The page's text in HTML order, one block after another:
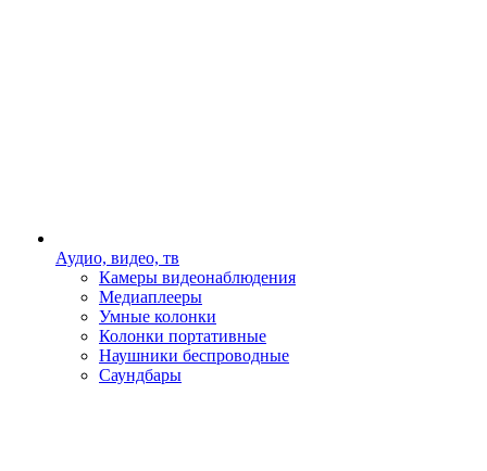
Аудио, видео, тв
Камеры видеонаблюдения
Медиаплееры
Умные колонки
Колонки портативные
Наушники беспроводные
Саундбары